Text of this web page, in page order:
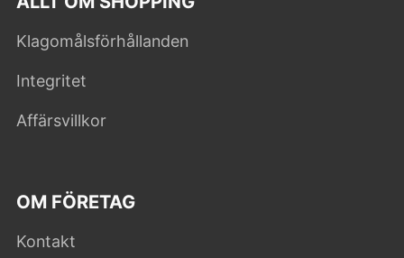
Klagomålsförhållanden
Integritet
Affärsvillkor
OM FÖRETAG
Kontakt